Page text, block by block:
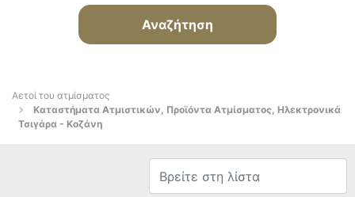
Αναζήτηση
Αετοί του ατμίσματος
Καταστήματα Ατμιστικών, Προϊόντα Ατμίσματος, Ηλεκτρονικά
Τσιγάρα - Κοζάνη